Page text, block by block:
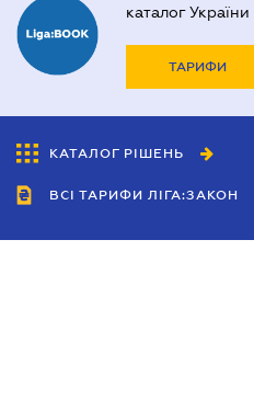
каталог України
ТАРИФИ
КАТАЛОГ РІШЕНЬ
ВСІ ТАРИФИ ЛІГА:ЗАКОН